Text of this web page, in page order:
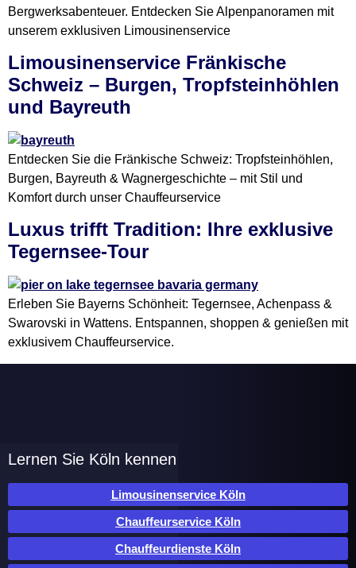
Bergwerksabenteuer. Entdecken Sie Alpenpanoramen mit
unserem exklusiven Limousinenservice
Limousinenservice Fränkische
Schweiz – Burgen, Tropfsteinhöhlen
und Bayreuth
Entdecken Sie die Fränkische Schweiz: Tropfsteinhöhlen,
Burgen, Bayreuth & Wagnergeschichte – mit Stil und
Komfort durch unser Chauffeurservice
Luxus trifft Tradition: Ihre exklusive
Tegernsee-Tour
Erleben Sie Bayerns Schönheit: Tegernsee, Achenpass &
Swarovski in Wattens. Entspannen, shoppen & genießen mit
exklusivem Chauffeurservice.
Lernen Sie Köln kennen
Limousinenservice Köln
Chauffeurservice Köln
Chauffeurdienste Köln